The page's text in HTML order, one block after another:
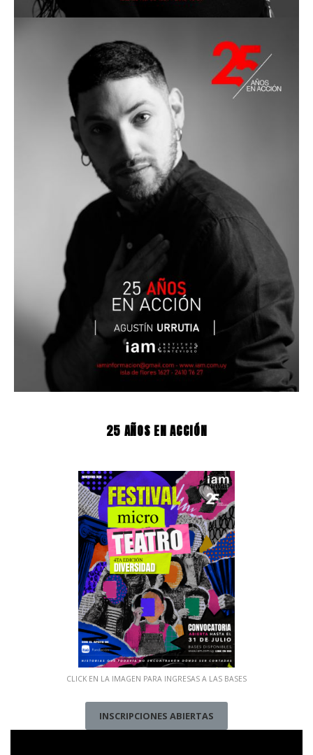
25 AÑOS EN ACCIÓN
CLICK EN LA IMAGEN PARA INGRESAS A LAS BASES
INSCRIPCIONES ABIERTAS